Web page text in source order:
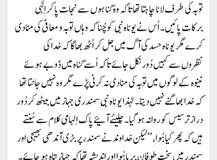
توبہ کی طرف لانا چاہتا تھا تاکہ وہ گناہوں سے نجات پا کر اِلٰہی
برکات پائیں۔ اُس نے یوناہ نبی کو چُنا کہ وہاں توبہ و معافی کی منادی
کرے مگر یوناہ حسد کی آگ میں جل کر اُٹھ بھاگا کہ خدا کی
نظروں سے کہیں دُور نکل جائے تاکہ اُسے گناہ میں ڈوبے ہوئے
نینوہ کے لوگوں میں توبہ کی منادی نہ کرنی پڑے مگر وہ نہیں جانتا تھا
کہ خدا بھاگنے نہیں دیتا۔ لہذا یوناہ نبی سمندری جہاز میں بیٹھ کر دُور
دراز ترسیس کو روانہ ہو گیا۔ چلیئے آئیے پاک اِلہامی کلام سے سُنتے
ہیں کہ پھر کیا ہُوا، ’’لیکن خداوند نے سمندر پر بڑی آندھی بھیجی اور
سمندر میں سخت طوفان برپا ہُوا اور اندیشہ تھا کہ جہاز تباہ ہو جائے۔